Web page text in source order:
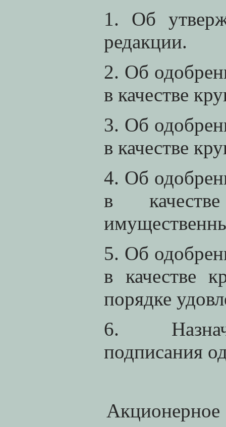
1. Об
редакции.
2. Об
в качестве
3. Об
в качестве
4. Об
в
5. Об
в качестве
порядке
6.
подписания